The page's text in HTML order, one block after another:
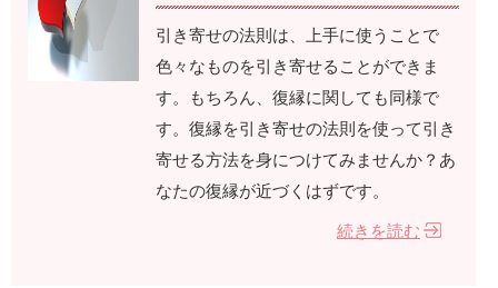
引き寄せの法則は、上手に使うことで
色々なものを引き寄せることができま
す。もちろん、復縁に関しても同様で
す。復縁を引き寄せの法則を使って引き
寄せる方法を身につけてみませんか？あ
なたの復縁が近づくはずです。
続きを読む